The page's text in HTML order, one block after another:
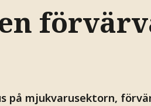
på mjukvarusektorn,